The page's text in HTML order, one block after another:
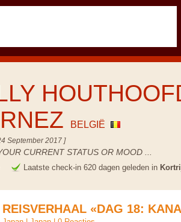
BELGIË
September 2017 ]
CURRENT STATUS OR MOOD ...
Laatste check-in 620 dagen geleden in
REISVERHAAL «DAG 18: